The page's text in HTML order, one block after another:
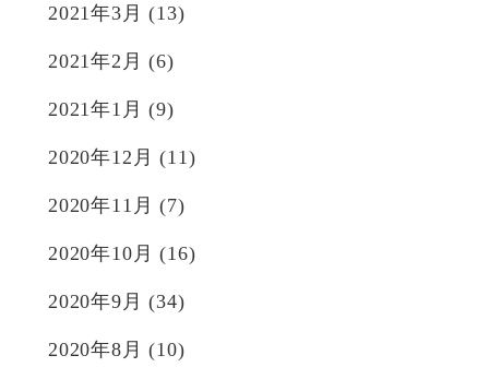
2021年3月 (13)
2021年2月 (6)
2021年1月 (9)
2020年12月 (11)
2020年11月 (7)
2020年10月 (16)
2020年9月 (34)
2020年8月 (10)